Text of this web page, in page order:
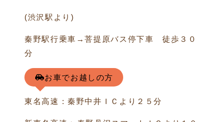
(渋沢駅より)
秦野駅行乗車→菩提原バス停下車 徒歩３０
分
お車でお越しの方
東名高速：秦野中井ＩＣより２５分